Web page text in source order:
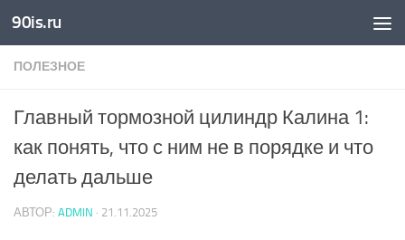
Skip to content
90is.ru
ПОЛЕЗНОЕ
Главный тормозной цилиндр Калина 1:
как понять, что с ним не в порядке и что
делать дальше
АВТОР: ADMIN · 21.11.2025